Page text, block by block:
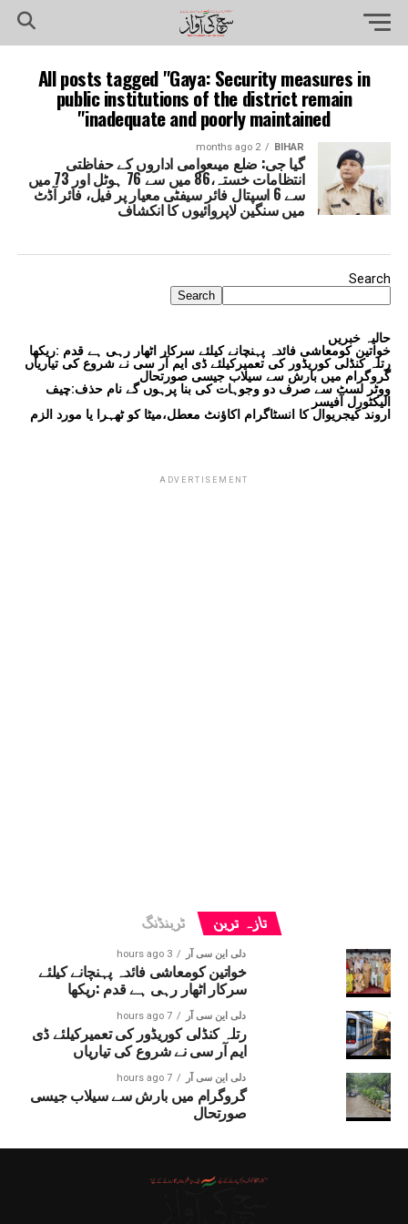
All posts tagged "Gaya: Security measures in
public institutions of the district remain
inadequate and poorly maintained"
BIHAR
2 months ago
گیا جی: ضلع میںعوامی اداروں کے حفاظتی
انتظامات خستہ،86 میں سے 76 ہوٹل اور 73 میں
سے 6 اسپتال فائر سیفٹی معیار پر فیل، فائر آڈٹ
میں سنگین لاپروائیوں کا انکشاف
Search
Search
حالیہ خبریں
خواتین کومعاشی فائدہ پہنچانے کیلئے سرکار اٹھار رہی ہے قدم :ریکھا
رتلہ کنڈلی کوریڈور کی تعمیرکیلئے ڈی ایم آر سی نے شروع کی تیاریاں
گروگرام میں بارش سے سیلاب جیسی صورتحال
ووٹر لسٹ سے صرف دو وجوہات کی بنا پرہوں گے نام حذف:چیف
الیکٹورل آفیسر
اروند کیجریوال کا انسٹاگرام اکاؤنٹ معطل،میٹا کو ٹھہرا یا مورد الزم
ADVERTISEMENT
تازہ ترین ٹرینڈنگ
دلی این سی آر 3 hours ago
خواتین کومعاشی فائدہ پہنچانے کیلئے
سرکار اٹھار رہی ہے قدم :ریکھا
دلی این سی آر 7 hours ago
رتلہ کنڈلی کوریڈور کی تعمیرکیلئے ڈی
ایم آر سی نے شروع کی تیاریاں
دلی این سی آر 7 hours ago
گروگرام میں بارش سے سیلاب جیسی
صورتحال